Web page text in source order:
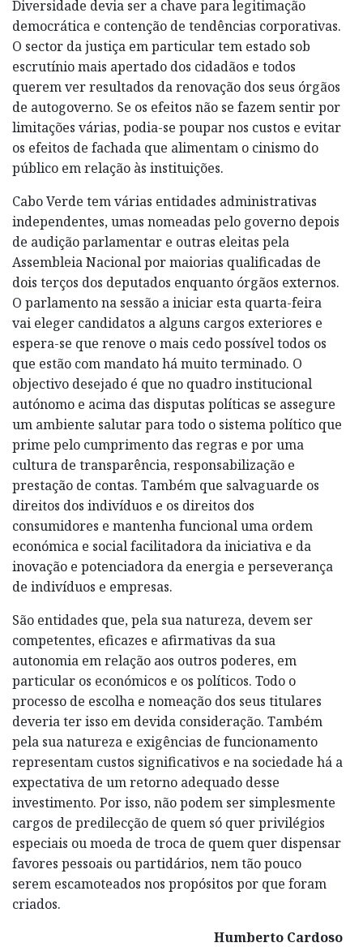
Diversidade devia ser a chave para legitimação
democrática e contenção de tendências corporativas.
O sector da justiça em particular tem estado sob
escrutínio mais apertado dos cidadãos e todos
querem ver resultados da renovação dos seus órgãos
de autogoverno. Se os efeitos não se fazem sentir por
limitações várias, podia-se poupar nos custos e evitar
os efeitos de fachada que alimentam o cinismo do
público em relação às instituições.
Cabo Verde tem várias entidades administrativas
independentes, umas nomeadas pelo governo depois
de audição parlamentar e outras eleitas pela
Assembleia Nacional por maiorias qualificadas de
dois terços dos deputados enquanto órgãos externos.
O parlamento na sessão a iniciar esta quarta-feira
vai eleger candidatos a alguns cargos exteriores e
espera-se que renove o mais cedo possível todos os
que estão com mandato há muito terminado. O
objectivo desejado é que no quadro institucional
autónomo e acima das disputas políticas se assegure
um ambiente salutar para todo o sistema político que
prime pelo cumprimento das regras e por uma
cultura de transparência, responsabilização e
prestação de contas. Também que salvaguarde os
direitos dos indivíduos e os direitos dos
consumidores e mantenha funcional uma ordem
económica e social facilitadora da iniciativa e da
inovação e potenciadora da energia e perseverança
de indivíduos e empresas.
São entidades que, pela sua natureza, devem ser
competentes, eficazes e afirmativas da sua
autonomia em relação aos outros poderes, em
particular os económicos e os políticos. Todo o
processo de escolha e nomeação dos seus titulares
deveria ter isso em devida consideração. Também
pela sua natureza e exigências de funcionamento
representam custos significativos e na sociedade há a
expectativa de um retorno adequado desse
investimento. Por isso, não podem ser simplesmente
cargos de predilecção de quem só quer privilégios
especiais ou moeda de troca de quem quer dispensar
favores pessoais ou partidários, nem tão pouco
serem escamoteados nos propósitos por que foram
criados.
Humberto Cardoso